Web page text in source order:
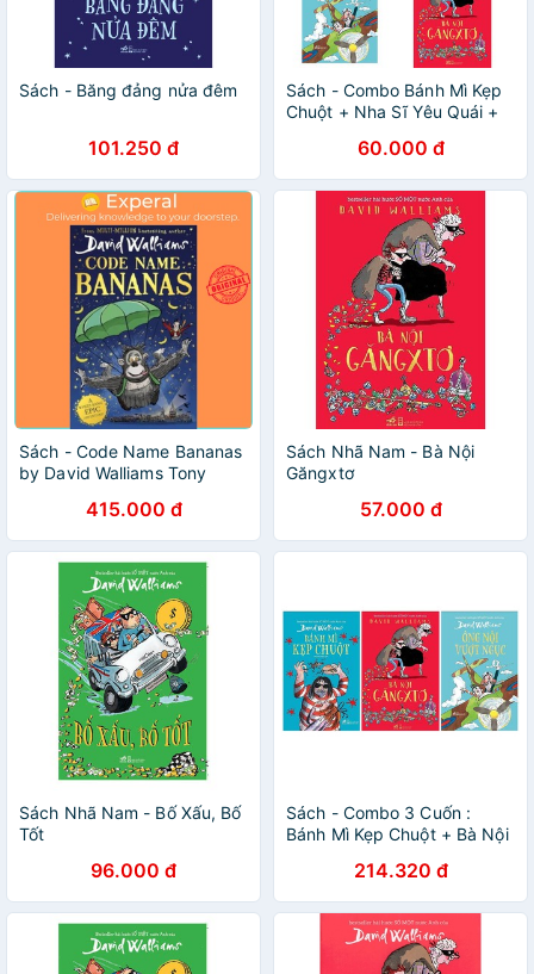
Sách - Băng đảng nửa đêm
101.250 đ
Sách - Combo Bánh Mì Kẹp
Chuột + Nha Sĩ Yêu Quái +
Găngxtơ ( lẻ trọn bộ )
60.000 đ
Sách - Code Name Bananas
by David Walliams Tony
paperback)415.000 đ
Sách Nhã Nam - Bà Nội
Găngxtơ
57.000 đ
Sách Nhã Nam - Bố Xấu, Bố
Tốt
96.000 đ
Sách - Combo 3 Cuốn :
Bánh Mì Kẹp Chuột + Bà Nội
214.320 đ